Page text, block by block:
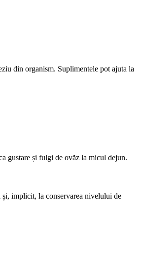
din organism. Suplimentele pot ajuta la
gustare și fulgi de ovăz la micul dejun.
și, implicit, la conservarea nivelului de